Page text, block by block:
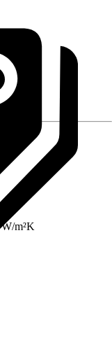
m²K